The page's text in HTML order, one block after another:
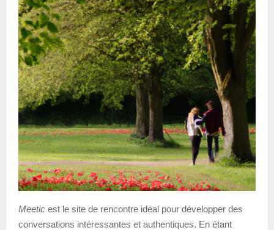
Meetic est le site de rencontre idéal pour développer des
conversations intéressantes et authentiques. En étant